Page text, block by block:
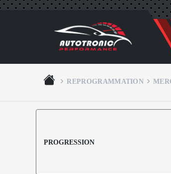
REPROGRAMMATION
PROGRESSION